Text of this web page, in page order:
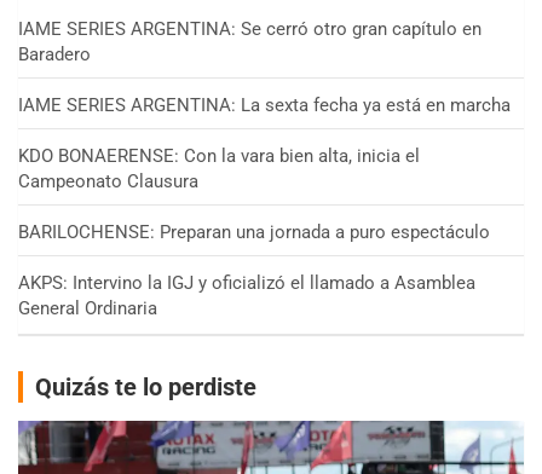
IAME SERIES ARGENTINA: Se cerró otro gran capítulo en
Baradero
IAME SERIES ARGENTINA: La sexta fecha ya está en marcha
KDO BONAERENSE: Con la vara bien alta, inicia el
Campeonato Clausura
BARILOCHENSE: Preparan una jornada a puro espectáculo
AKPS: Intervino la IGJ y oficializó el llamado a Asamblea
General Ordinaria
Quizás te lo perdiste